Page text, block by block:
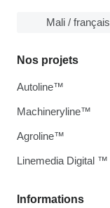
Mali / français
Informations
Nos projets
Autoline™
Machineryline™
Agroline™
Linemedia Digital ™